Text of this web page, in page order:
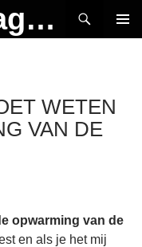
MAD Media Magazine
WETEN
VAN DE
opwarming van de
en als je het mij